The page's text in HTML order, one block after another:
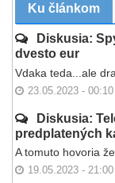
Ku článkom
Diskusia:
dvesto eur
Vdaka teda...ale
23.05.2023 - 00:10
Diskusia:
predplatených
A tomuto hovoria
19.05.2023 - 21:00